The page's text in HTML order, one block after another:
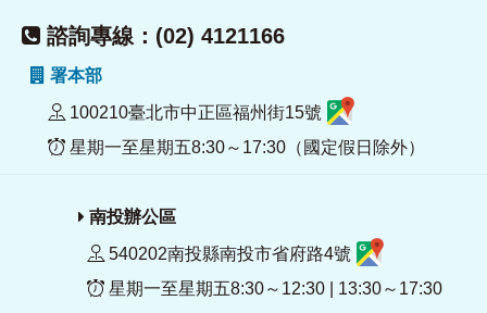
諮詢專線：(02) 4121166
署本部
100210臺北市中正區福州街15號
星期一至星期五8:30～17:30（國定假日除外）
南投辦公區
540202南投縣南投市省府路4號
星期一至星期五8:30～12:30 | 13:30～17:30